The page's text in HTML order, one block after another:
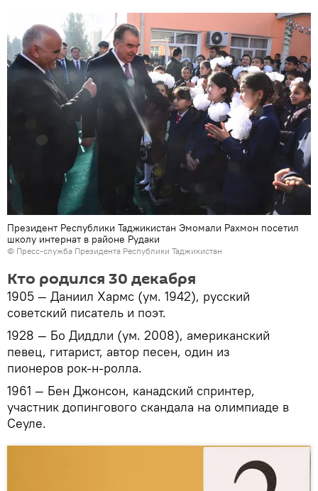
Президент Республики Таджикистан Эмомали Рахмон посетил
школу интернат в районе Рудаки
© Пресс-служба Президента Республики Таджикистан
Кто родился 30 декабря
1905 — Даниил Хармс (ум. 1942), русский
советский писатель и поэт.
1928 — Бо Диддли (ум. 2008), американский
певец, гитарист, автор песен, один из
пионеров рок-н-ролла.
1961 — Бен Джонсон, канадский спринтер,
участник допингового скандала на олимпиаде в
Сеуле.